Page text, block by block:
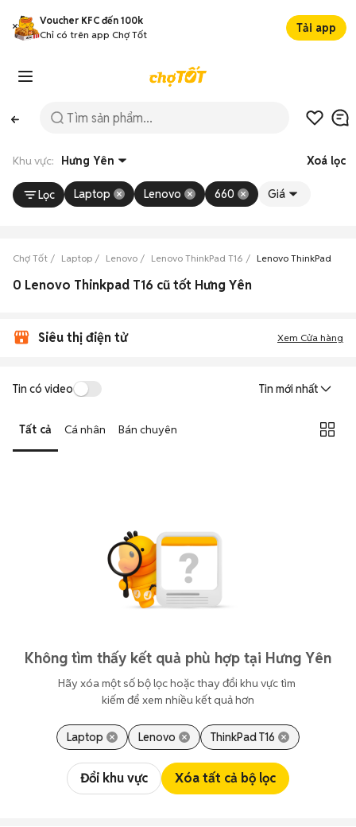
Voucher KFC đến 100k
Chỉ có trên app Chợ Tốt
Tải app
Khu vực: Hưng Yên Xoá lọc
Lọc Laptop Lenovo 660 Giá
Chợ Tốt Laptop Lenovo Lenovo ThinkPad T16 Lenovo ThinkPad T16
0 Lenovo Thinkpad T16 cũ tốt Hưng Yên
Siêu thị điện tử Xem Cửa hàng
Tin có video Tin mới nhất
Tất cả Cá nhân Bán chuyên
Không tìm thấy kết quả phù hợp tại Hưng Yên
Hãy xóa một số bộ lọc hoặc thay đổi khu vực tìm
kiếm để xem nhiều kết quả hơn
Laptop Lenovo ThinkPad T16
Đổi khu vực Xóa tất cả bộ lọc